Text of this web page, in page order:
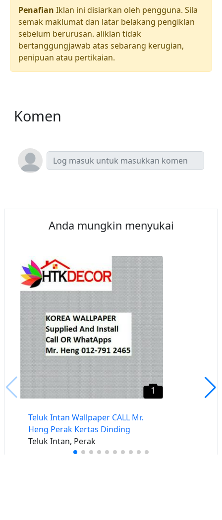
Penafian Iklan ini disiarkan oleh pengguna. Sila
semak maklumat dan latar belakang pengiklan
sebelum berurusan. aliklan tidak
bertanggungjawab atas sebarang kerugian,
penipuan atau pertikaian.
Komen
Anda mungkin menyukai
1
Teluk Intan Wallpaper CALL Mr.
Heng Perak Kertas Dinding
Teluk Intan, Perak